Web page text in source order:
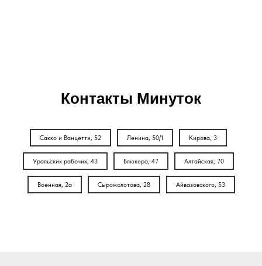
Контакты Минуток
Сакко и Ванцетти, 52 Ленина, 50/1 Кирова, 3
Уральских рабочих, 43 Блюхера, 47 Алтайская, 70
Военная, 2а Сыромолотова, 28 Айвазовского, 53